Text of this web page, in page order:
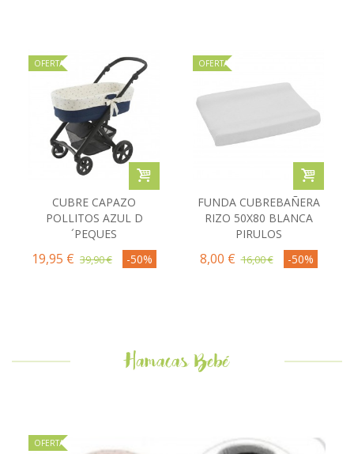
OFERTA
CUBRE CAPAZO
POLLITOS AZUL D
´PEQUES
19,95 € 39,90 € -50%
OFERTA
FUNDA CUBREBAÑERA
RIZO 50X80 BLANCA
PIRULOS
8,00 € 16,00 € -50%
Hamacas Bebé
OFERTA